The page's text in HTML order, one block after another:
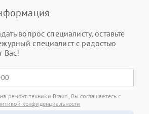
вопрос специалисту, оставьте
специалист с радостью
Вас!
ремонт техники Braun, Вы соглашаетесь с
конфиденциальности